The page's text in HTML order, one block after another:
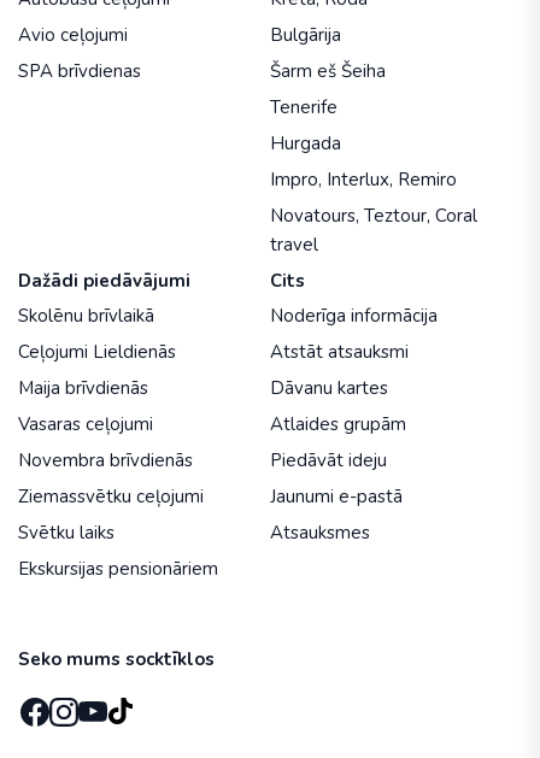
Avio ceļojumi
SPA brīvdienas
Bulgārija
Šarm eš Šeiha
Tenerife
Hurgada
Impro, Interlux, Remiro
Novatours, Teztour, Coral
travel
Dažādi piedāvājumi
Skolēnu brīvlaikā
Ceļojumi Lieldienās
Maija brīvdienās
Vasaras ceļojumi
Novembra brīvdienās
Ziemassvētku ceļojumi
Svētku laiks
Ekskursijas pensionāriem
Cits
Noderīga informācija
Atstāt atsauksmi
Dāvanu kartes
Atlaides grupām
Piedāvāt ideju
Jaunumi e-pastā
Atsauksmes
Seko mums socktīklos